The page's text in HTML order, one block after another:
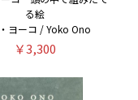
る絵
ヨーコ / Yoko Ono
￥3,300